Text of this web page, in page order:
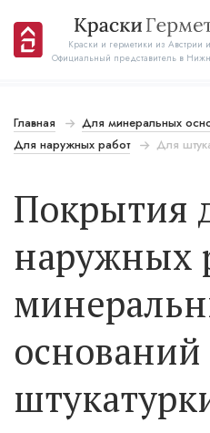
Краски и герметики из Австрии
Официальный представитель в
Главная
Для минеральных
Для наружных работ
Для
Покрытия
наружных
оснований